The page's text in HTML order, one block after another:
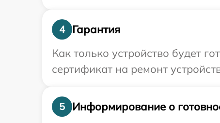
4
Гарантия
Как только устройство будет
сертификат на ремонт
5
Информирование о